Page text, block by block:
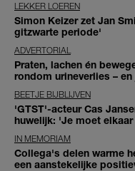
LEKKER LOEREN
Simon Keizer zet Jan
gitzwarte periode'
ADVERTORIAL
Praten, lachen én
rondom urineverlies –
BEETJE BIJBLIJVEN
'GTST'-acteur Cas
huwelijk: 'Je moet
IN MEMORIAM
Collega's delen warme
een aanstekelijke